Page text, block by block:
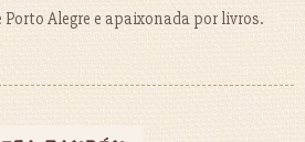
Porto Alegre e apaixonada por livros.